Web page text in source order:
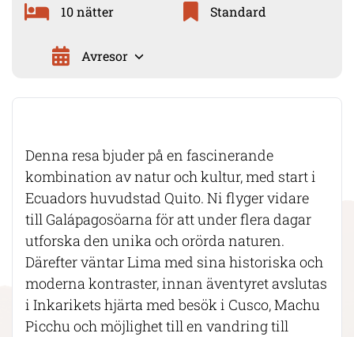
10 nätter Standard
Avresor
Denna resa bjuder på en fascinerande
kombination av natur och kultur, med start i
Ecuadors huvudstad Quito. Ni flyger vidare
till Galápagosöarna för att under flera dagar
utforska den unika och orörda naturen.
Därefter väntar Lima med sina historiska och
moderna kontraster, innan äventyret avslutas
i Inkarikets hjärta med besök i Cusco, Machu
Picchu och möjlighet till en vandring till